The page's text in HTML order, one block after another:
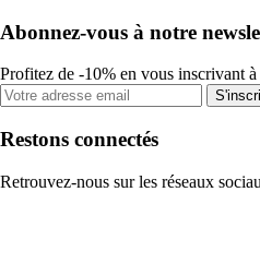
Abonnez-vous à notre
Profitez de -10% en vous inscrivant
Restons connectés
Retrouvez-nous sur les réseaux